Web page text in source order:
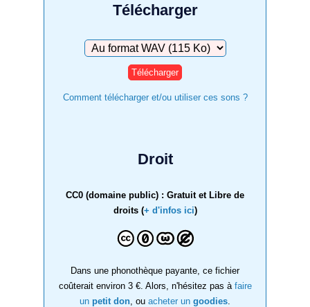
Télécharger
Télécharger
Comment télécharger et/ou utiliser ces sons ?
Droit
CC0 (domaine public) : Gratuit et Libre de
droits (+ d'infos ici)
Dans une phonothèque payante, ce fichier
coûterait environ 3 €. Alors, n'hésitez pas à faire
un petit don , ou acheter un goodies